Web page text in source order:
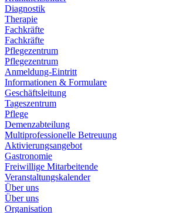
Diagnostik
Therapie
Fachkräfte
Fachkräfte
Pflegezentrum
Pflegezentrum
Anmeldung-Eintritt
Informationen & Formulare
Geschäftsleitung
Tageszentrum
Pflege
Demenzabteilung
Multiprofessionelle Betreuung
Aktivierungsangebot
Gastronomie
Freiwillige Mitarbeitende
Veranstaltungskalender
Über uns
Über uns
Organisation